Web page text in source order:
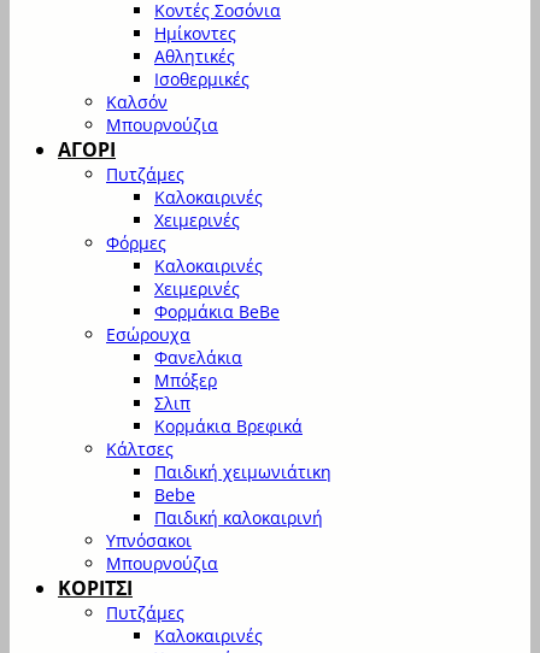
Κοντές Σοσόνια
Ημίκοντες
Αθλητικές
Ισοθερμικές
Καλσόν
Μπουρνούζια
ΑΓΟΡΙ
Πυτζάμες
Καλοκαιρινές
Χειμερινές
Φόρμες
Καλοκαιρινές
Χειμερινές
Φορμάκια BeBe
Εσώρουχα
Φανελάκια
Μπόξερ
Σλιπ
Κορμάκια Βρεφικά
Κάλτσες
Παιδική χειμωνιάτικη
Bebe
Παιδική καλοκαιρινή
Υπνόσακοι
Μπουρνούζια
ΚΟΡΙΤΣΙ
Πυτζάμες
Καλοκαιρινές